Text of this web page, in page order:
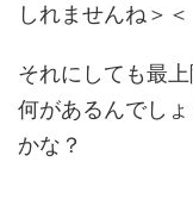
しれませんね＞＜
それにしても最
何があるんでし
かな？